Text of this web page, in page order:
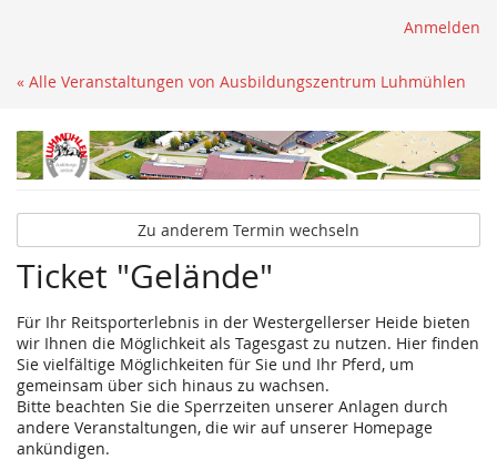
Anmelden
« Alle Veranstaltungen von Ausbildungszentrum Luhmühlen
Zu anderem Termin wechseln
Ticket "Gelände"
Für Ihr Reitsporterlebnis in der Westergellerser Heide bieten
wir Ihnen die Möglichkeit als Tagesgast zu nutzen. Hier finden
Sie vielfältige Möglichkeiten für Sie und Ihr Pferd, um
gemeinsam über sich hinaus zu wachsen.
Bitte beachten Sie die Sperrzeiten unserer Anlagen durch
andere Veranstaltungen, die wir auf unserer Homepage
ankündigen.